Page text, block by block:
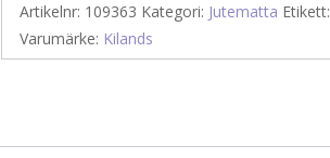
Artikelnr: 109363 Kategori: Jutematta Etikett:
Varumärke: Kilands